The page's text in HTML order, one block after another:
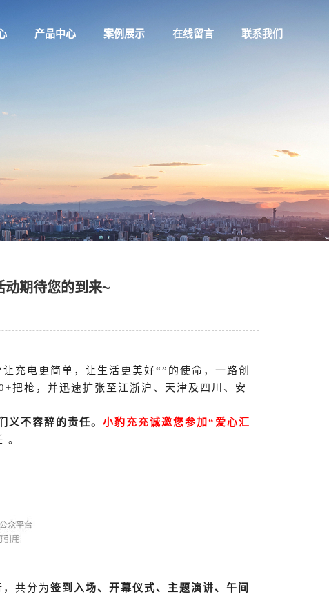
产品中心 案例展示 在线留言 联系我们
动期待您的到来~
充电更简单，让生活更美好“”的使命，一路创
把枪，并迅速扩张至江浙沪、天津及四川、安
义不容辞的责任。 小豹充充诚邀您参加 “爱心汇
。
，共分为签到入场、开幕仪式、主题演讲、午间